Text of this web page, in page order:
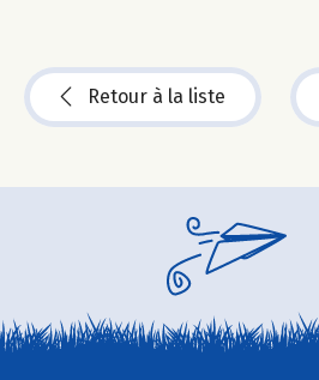
Retour à la liste